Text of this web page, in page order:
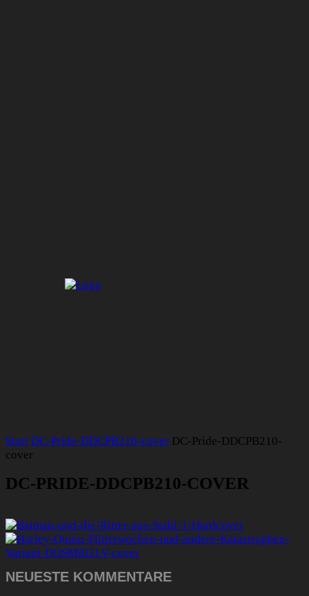
Start DC-Pride-DDCPB210-cover DC-Pride-DDCPB210-
cover
DC-PRIDE-DDCPB210-COVER
NEUESTE KOMMENTARE